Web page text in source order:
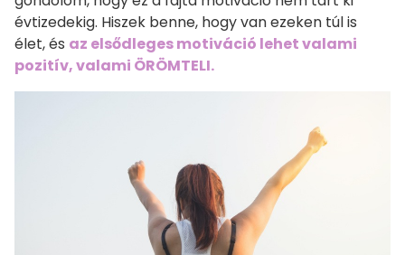
évtizedekig. Hiszek benne, hogy van ezeken túl is
élet, és az elsődleges motiváció lehet valami
pozitív, valami ÖRÖMTELI.